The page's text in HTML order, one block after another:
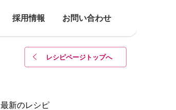
採用情報 お問い合わせ
レシピページトップへ
最新のレシピ